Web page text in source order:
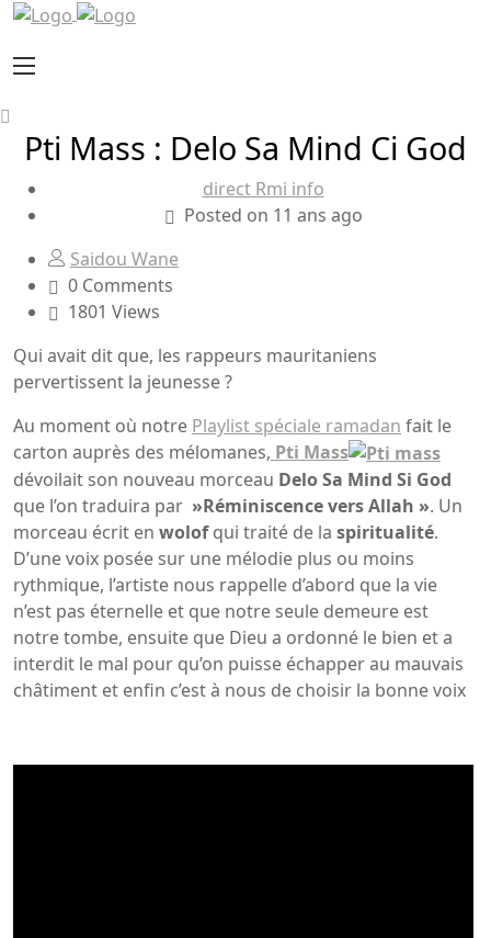
Pti Mass : Delo Sa Mind Ci God
direct Rmi info
Posted on 11 ans ago
Saidou Wane
0 Comments
1801 Views
Qui avait dit que, les rappeurs mauritaniens
pervertissent la jeunesse ?
Au moment où notre Playlist spéciale ramadan fait le
carton auprès des mélomanes, Pti Mass
dévoilait son nouveau morceau DeloSa Mind Si God
que l’on traduira par »RéminiscenceversAllah ». Un
morceau écrit en wolofqui traité de la spiritualité.
D’une voix posée sur une mélodie plus ou moins
rythmique, l’artiste nous rappelle d’abord que la vie
n’est pas éternelle et que notre seule demeure est
notre tombe, ensuite que Dieu a ordonné le bien et a
interdit le mal pour qu’on puisse échapper au mauvais
châtiment et enfin c’est à nous de choisir la bonne voix